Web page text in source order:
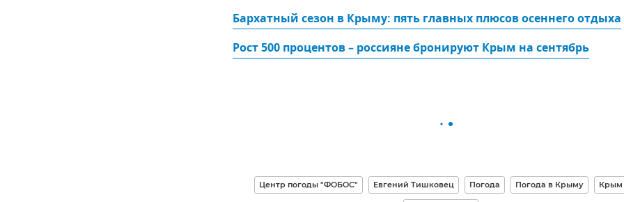
Бархатный сезон в Крыму: пять главных плюсов осеннего отдыха
Рост 500 процентов – россияне бронируют Крым на сентябрь
Центр погоды "ФОБОС" Евгений Тишковец Погода Погода в Крыму Крым